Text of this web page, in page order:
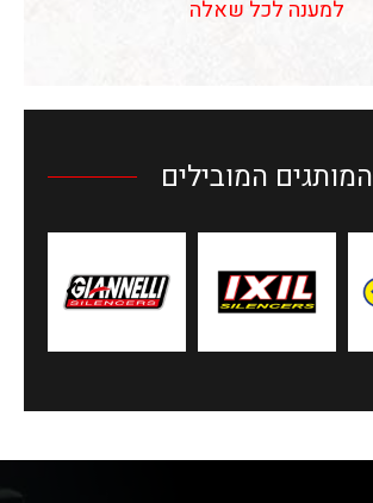
למענה לכל שאלה
המותגים המובילים